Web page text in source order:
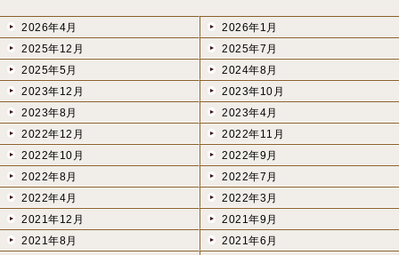
2026年4月
2026年1月
2025年12月
2025年7月
2025年5月
2024年8月
2023年12月
2023年10月
2023年8月
2023年4月
2022年12月
2022年11月
2022年10月
2022年9月
2022年8月
2022年7月
2022年4月
2022年3月
2021年12月
2021年9月
2021年8月
2021年6月